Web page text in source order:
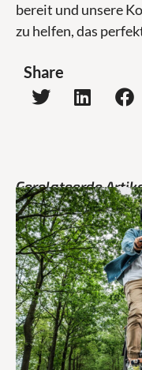
Share
bereit und unsere
zu helfen, das
Gerelateerde